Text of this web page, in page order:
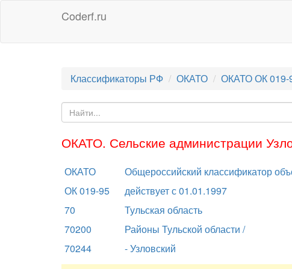
Coderf.ru
Классификаторы РФ ОКАТО ОКАТО ОК 019-
ОКАТО. Сельские администрации
ОКАТО
Общероссийский классификатор
ОК 019-95
действует с 01.01.1997
70
Тульская область
70200
Районы Тульской области /
70244
- Узловский